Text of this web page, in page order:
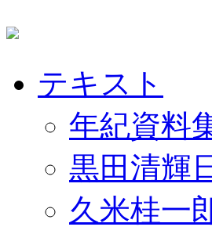
テキスト
年紀資料
黒田清輝
久米桂一